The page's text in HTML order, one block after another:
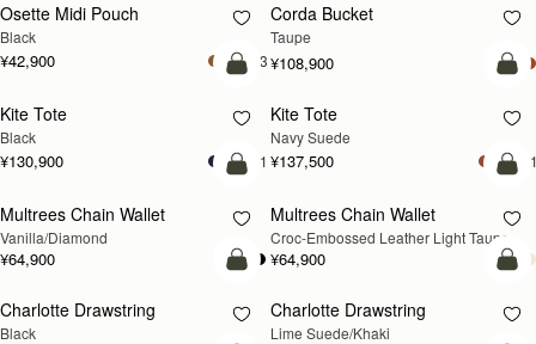
Osette Midi Pouch
Black
¥42,900 +3
Corda Bucket
Taupe
¥108,900
カートに追加
Kite Tote
Black
¥130,900 +1
新登場
カ
Kite Tote
Navy Suede
¥137,500
カートに追加
Multrees Chain Wallet
Vanilla/Diamond
¥64,900
新登場
カ
Multrees Chain Wallet
Croc-Embossed Leather Light Taupe
¥64,900
カートに追加
Charlotte Drawstring
Black
カ
Charlotte Drawstring
Lime Suede/Khaki